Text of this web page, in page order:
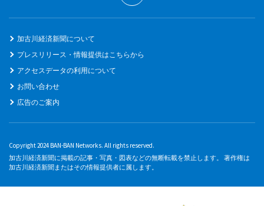
加古川経済新聞について
プレスリリース・情報提供はこちらから
アクセスデータの利用について
お問い合わせ
広告のご案内
Copyright 2024 BAN-BAN Networks. All rights reserved.
加古川経済新聞に掲載の記事・写真・図表などの無断転載を禁止します。 著作権は
加古川経済新聞またはその情報提供者に属します。